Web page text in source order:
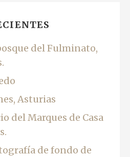
del Fulminato,
Asturias
del Marques de Casa
de fondo de